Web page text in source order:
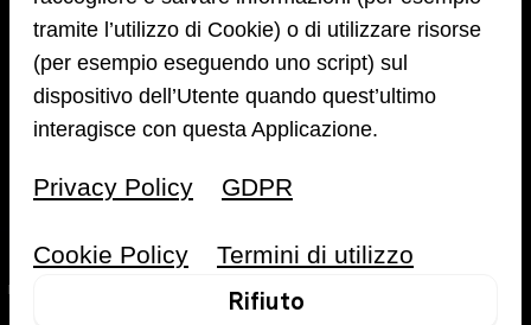
Introduzione alla Ginnastica Correttiva
MASTER IN GINNASTICA CORRETTIVA
tramite l’utilizzo di Cookie) o di utilizzare risorse
(per esempio eseguendo uno script) sul
dispositivo dell’Utente quando quest’ultimo
interagisce con questa Applicazione.
Privacy Policy GDPR
Cookie Policy Termini di utilizzo
Rifiuto